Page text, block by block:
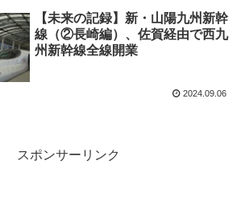
【未来の記録】新・山陽九州新幹
線（②長崎編）、佐賀経由で西九
州新幹線全線開業
2024.09.06
スポンサーリンク